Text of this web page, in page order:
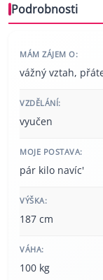
Podrobnosti
MÁM ZÁJEM O:
vážný vztah,
VZDĚLÁNÍ:
vyučen
MOJE POSTAVA:
pár kilo navíc'
VÝŠKA:
187 cm
VÁHA:
100 kg